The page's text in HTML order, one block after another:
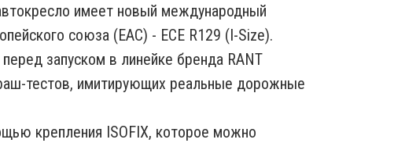
имеет новый международный
cоюза (EAC) - ECE R129 (I-Size).
запуском в линейке бренда RANT
тестов, имитирующих реальные дорожные
крепления ISOFIX, которое можно